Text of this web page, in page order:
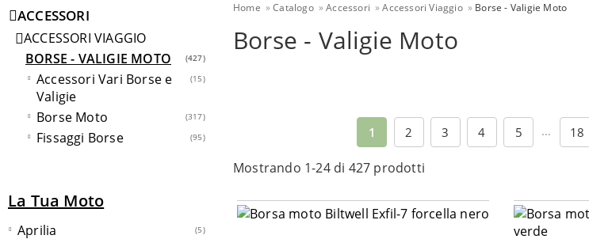
ACCESSORI
ACCESSORI VIAGGIO
BORSE - VALIGIE MOTO
427
Accessori Vari Borse e
Valigie
15
Borse Moto 317
Fissaggi Borse 95
La Tua Moto
Aprilia (5)
Home Catalogo Accessori Accessori Viaggio Borse - Valigie Moto
Borse - Valigie Moto
1 2 3 4 5 … 18
Mostrando 1-24 di 427 prodotti